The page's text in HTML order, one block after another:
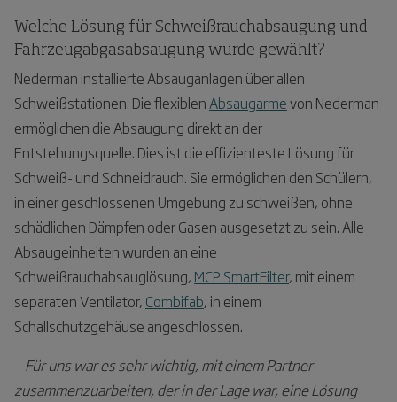
Welche Lösung für Schweißrauchabsaugung und
Fahrzeugabgasabsaugung wurde gewählt?
Nederman installierte Absauganlagen über allen
Schweißstationen. Die flexiblenAbsaugarmevon Nederman
ermöglichen die Absaugung direkt an der
Entstehungsquelle. Dies ist die effizienteste Lösung für
Schweiß- und Schneidrauch. Sie ermöglichen den Schülern,
in einer geschlossenen Umgebung zu schweißen, ohne
schädlichen Dämpfen oder Gasen ausgesetzt zu sein. Alle
Absaugeinheiten wurden an eine
Schweißrauchabsauglösung, MCP SmartFilter, mit einem
separaten Ventilator, Combifab, in einem
Schallschutzgehäuse angeschlossen.
- Für uns war es sehr wichtig, mit einem Partner
zusammenzuarbeiten, der in der Lage war, eine Lösung